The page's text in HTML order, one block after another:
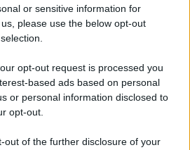
or sensitive information for
please use the below opt-out
opt-out request is processed you
based ads based on personal
or personal information disclosed to
opt-out.
out of the further disclosure of your
le vittime dell’eruzione del Vesuvio
previsto
sui resti rinvenuti nella Villa B
cereali, legumi e prodotti
mentre le risorse